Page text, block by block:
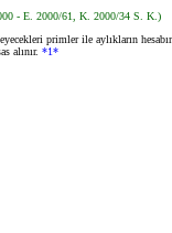
- E. 2000/61, K. 2000/34 S. K.)
primler ile aylıkların
alınır. *1*